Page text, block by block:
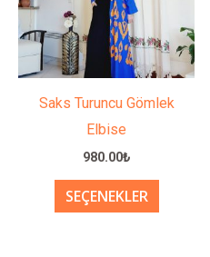
Saks Turuncu Gömlek
Elbise
980.00₺
SEÇENEKLER
var.
ürün